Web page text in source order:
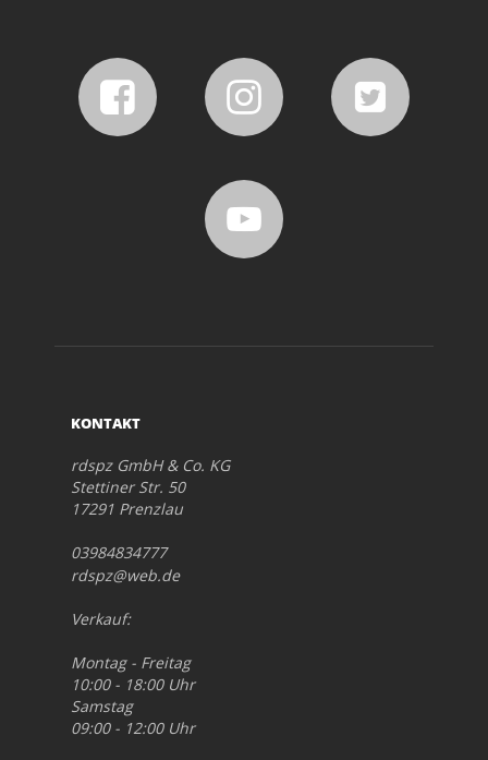
KONTAKT
rdspz GmbH & Co. KG
Stettiner Str. 50
17291 Prenzlau
03984834777
rdspz@web.de
Verkauf:
Montag - Freitag
10:00 - 18:00 Uhr
Samstag
09:00 - 12:00 Uhr